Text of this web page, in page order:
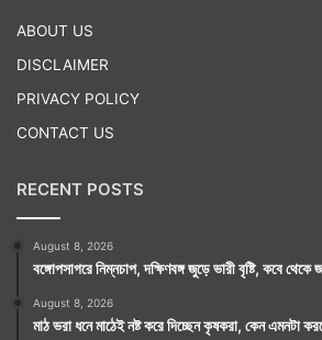
ABOUT US
DISCLAIMER
PRIVACY POLICY
CONTACT US
RECENT POSTS
August 8, 2026
বঙ্গোপসাগরে নিম্নচাপ, দক্ষিণবঙ্গ জুড়ে ভারী বৃষ্টি, কবে
August 8, 2026
মাঠ ভরা ধনে মাঠেই নষ্ট করে দিচ্ছেন কৃষকরা, কেন এমনটা